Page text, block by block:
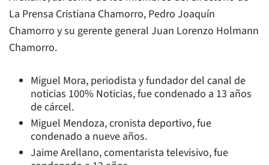
La Prensa Cristiana Chamorro, Pedro Joaquín
Chamorro y su gerente general Juan Lorenzo Holmann
Chamorro.
Miguel Mora, periodista y fundador del canal de
noticias 100% Noticias, fue condenado a 13 años
de cárcel.
Miguel Mendoza, cronista deportivo, fue
condenado a nueve años.
Jaime Arellano, comentarista televisivo, fue